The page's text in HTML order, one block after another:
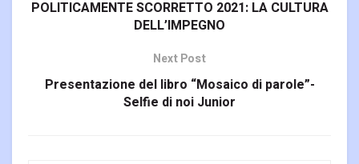
POLITICAMENTE SCORRETTO 2021: LA CULTURA
DELL’IMPEGNO
Next Post
Presentazione del libro “Mosaico di parole”-
Selfie di noi Junior